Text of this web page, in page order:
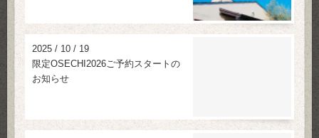
2025 / 10 / 19
限定OSECHI2026ご予約スタートの
お知らせ